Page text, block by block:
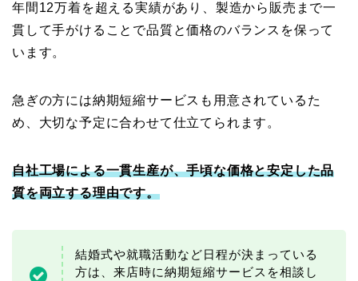
年間12万着を超える実績があり、製造から販売まで一
貫して手がけることで品質と価格のバランスを保って
います。
急ぎの方には納期短縮サービスも用意されているた
め、大切な予定に合わせて仕立てられます。
自社工場による一貫生産が、手頃な価格と安定した品
質を両立する理由です。
結婚式や就職活動など日程が決まっている
方は、来店時に納期短縮サービスを相談し